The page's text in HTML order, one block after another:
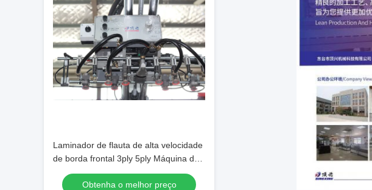
Laminador de flauta de alta velocidade
de borda frontal 3ply 5ply Máquina de
laminação de papelão ondulado
Obtenha o melhor preço